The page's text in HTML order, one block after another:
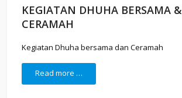
KEGIATAN DHUHA BERSAMA &
CERAMAH
Kegiatan Dhuha bersama dan Ceramah
Read more …